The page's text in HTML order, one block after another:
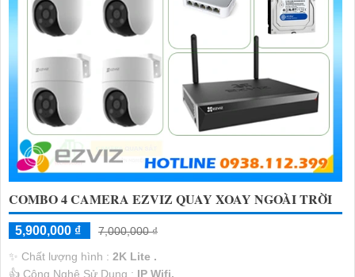
COMBO 4 CAMERA EZVIZ QUAY XOAY NGOÀI TRỜI
5,900,000 ₫
7,000,000 ₫
✨ Chất lượng hình : 2K Lite .
👍 Công Nghệ Sử Dụng : IP Wifi.